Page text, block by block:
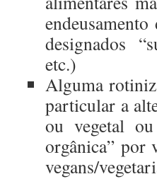
designados
etc.)
Alguma
particular a
ou vegetal
orgânica” por
vegans/